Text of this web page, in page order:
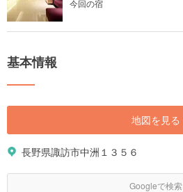
今回の宿
基本情報
地図を見る
長野県諏訪市中洲１３５６
Googleで検索